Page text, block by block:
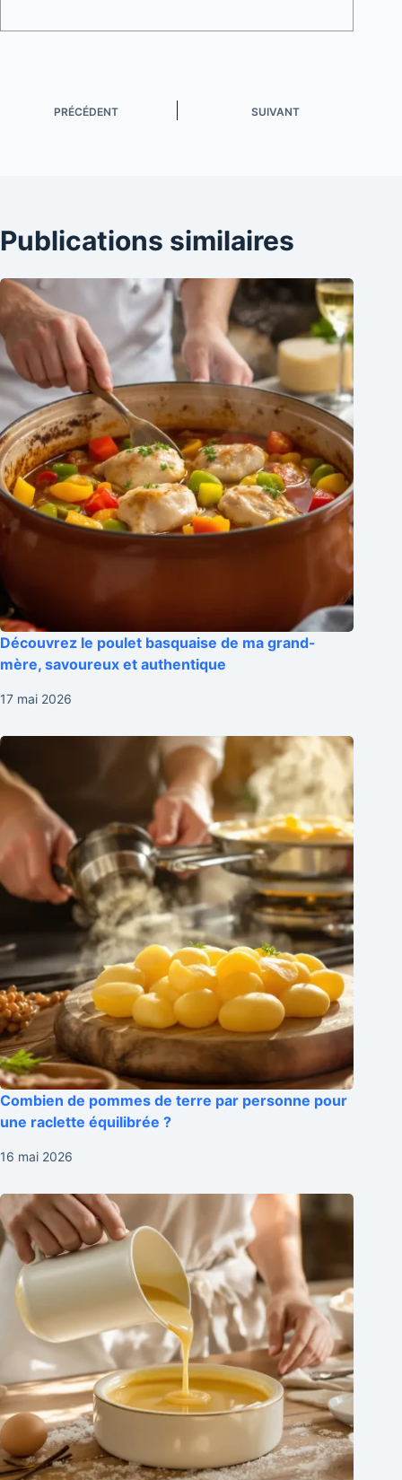
PRÉCÉDENT SUIVANT
Publications similaires
Découvrez le poulet basquaise de ma grand-
mère, savoureux et authentique
17 mai 2026
Combien de pommes de terre par personne pour
une raclette équilibrée ?
16 mai 2026